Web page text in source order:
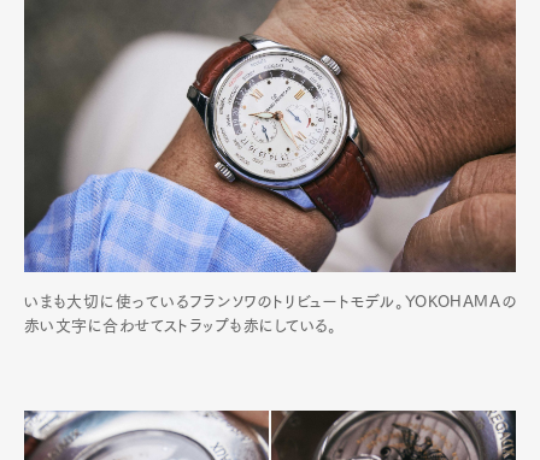
いまも大切に使っているフランソワのトリビュートモデル。YOKOHAMAの
赤い文字に合わせてストラップも赤にしている。